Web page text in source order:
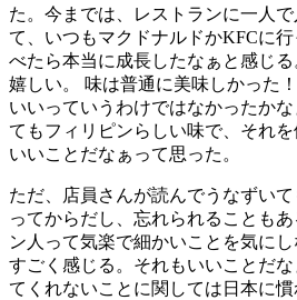
た。今までは、レストランに一人
て、いつもマクドナルドかKFCに
べたら本当に成長したなぁと感じ
嬉しい。 味は普通に美味しかった
いいっていうわけではなかったか
てもフィリピンらしい味で、それ
いいことだなぁって思った。
ただ、店員さんが読んでうなずい
ってからだし、忘れられることも
ン人って気楽で細かいことを気に
すごく感じる。それもいいことだ
てくれないことに関しては日本に